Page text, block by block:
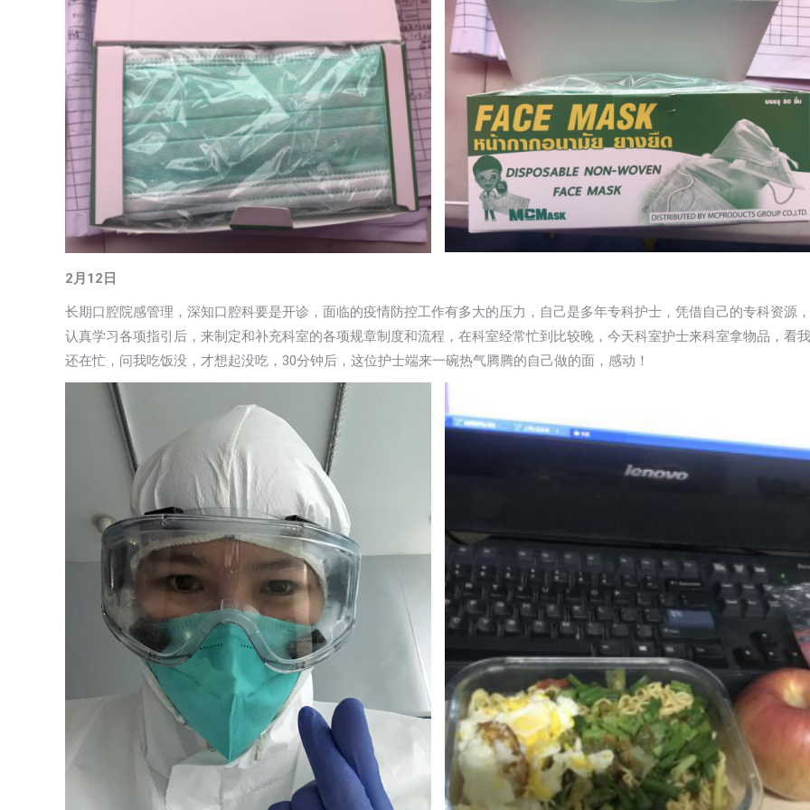
2月12日
长期口腔院感管理，深知口腔科要是开诊，面临的疫情防控工作有多大的压力，自己是多年专科护士，凭借自己的专科资源，
认真学习各项指引后，来制定和补充科室的各项规章制度和流程，在科室经常忙到比较晚，今天科室护士来科室拿物品，看我
还在忙，问我吃饭没，才想起没吃，30分钟后，这位护士端来一碗热气腾腾的自己做的面，感动！